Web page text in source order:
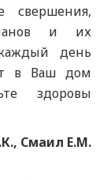
свершения,
и их
день
в Ваш дом
здоровы
Смаил Е.М.